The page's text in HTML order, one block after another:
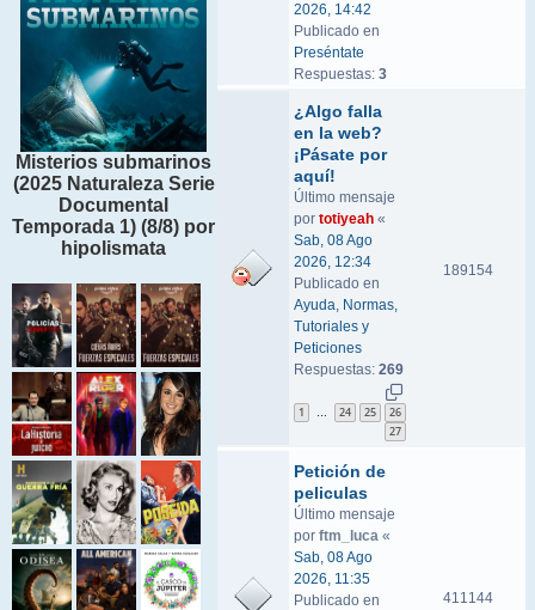
Misterios submarinos
(2025 Naturaleza Serie
Documental
Temporada 1) (8/8) por
hipolismata
2026, 14:42
Publicado en
Preséntate
Respuestas: 3
¿Algo falla
en la web?
¡Pásate por
aquí!
Último mensaje
por totiyeah «
Sab, 08 Ago
2026, 12:34
Publicado en
Ayuda, Normas,
Tutoriales y
Peticiones
Respuestas: 269
1 24 25
26
27
189154
Petición de
peliculas
Último mensaje
por ftm_luca «
Sab, 08 Ago
2026, 11:35
Publicado en
411144